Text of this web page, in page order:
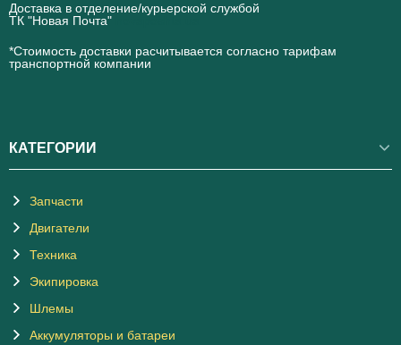
Доставка в отделение/курьерской службой
ТК "Новая Почта"
*Стоимость доставки расчитывается согласно тарифам
транспортной компании
КАТЕГОРИИ
Запчасти
Двигатели
Техника
Экипировка
Шлемы
Аккумуляторы и батареи